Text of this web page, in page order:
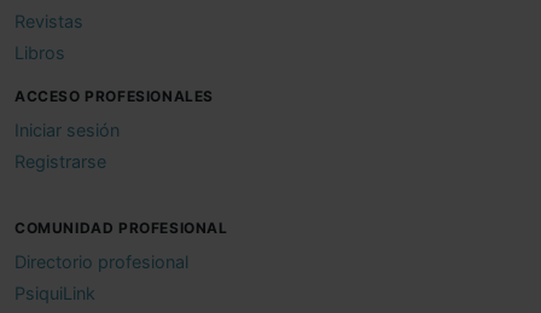
Revistas
Libros
ACCESO PROFESIONALES
Iniciar sesión
Registrarse
COMUNIDAD PROFESIONAL
Directorio profesional
PsiquiLink